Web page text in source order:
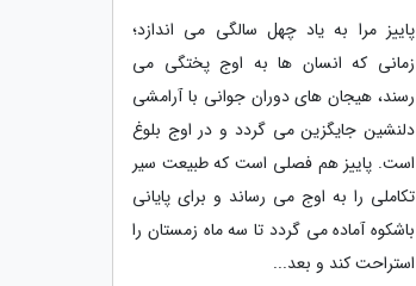
پاییز مرا به یاد چهل سالگی می اندازد؛
زمانی که انسان ها به اوج پختگی می
رسند، هیجان های دوران جوانی با آرامشی
دلنشین جایگزین می گردد و در اوج بلوغ
است. پاییز هم فصلی است که طبیعت سیر
تکاملی را به اوج می رساند و برای پایانی
باشکوه آماده می گردد تا سه ماه زمستان را
استراحت کند و بعد...